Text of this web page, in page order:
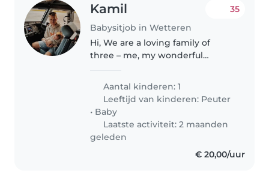
Kamil
Babysitjob in Wetteren
35
Hi, We are a loving family of
three – me, my wonderful
We enjoy spending time
together, exploring new places,
and creating joyful memories
every day.
Aantal kinderen: 1
Leeftijd van kinderen: Peuter
• Baby
Laatste activiteit: 2 maanden
geleden
€ 20,00/uur